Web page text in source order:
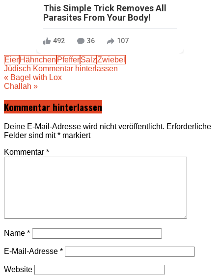
This Simple Trick Removes All
Parasites From Your Body!
492 36 107
Eier Hähnchen PfefferSalzZwiebel
Jüdisch Kommentar hinterlassen
Beitragsnavigation
« Bagel with Lox
Challah »
Kommentar hinterlassen
Deine E-Mail-Adresse wird nicht veröffentlicht. Erforderliche
Felder sind mit* markiert
Kommentar *
Name *
E-Mail-Adresse *
Website